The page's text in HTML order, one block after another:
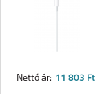
Nettó ár: 11 803 Ft